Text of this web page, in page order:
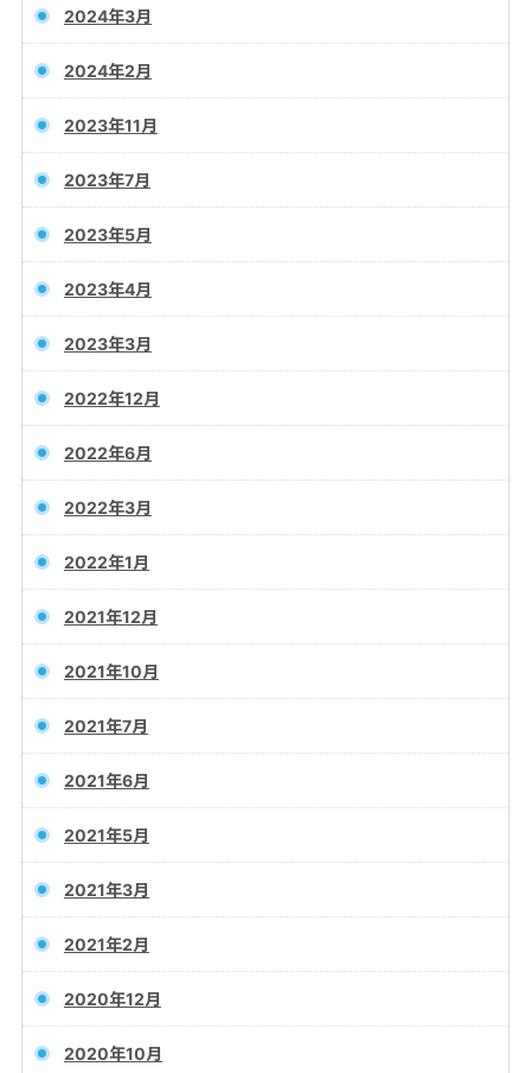
2024年3月
2024年2月
2023年11月
2023年7月
2023年5月
2023年4月
2023年3月
2022年12月
2022年6月
2022年3月
2022年1月
2021年12月
2021年10月
2021年7月
2021年6月
2021年5月
2021年3月
2021年2月
2020年12月
2020年10月